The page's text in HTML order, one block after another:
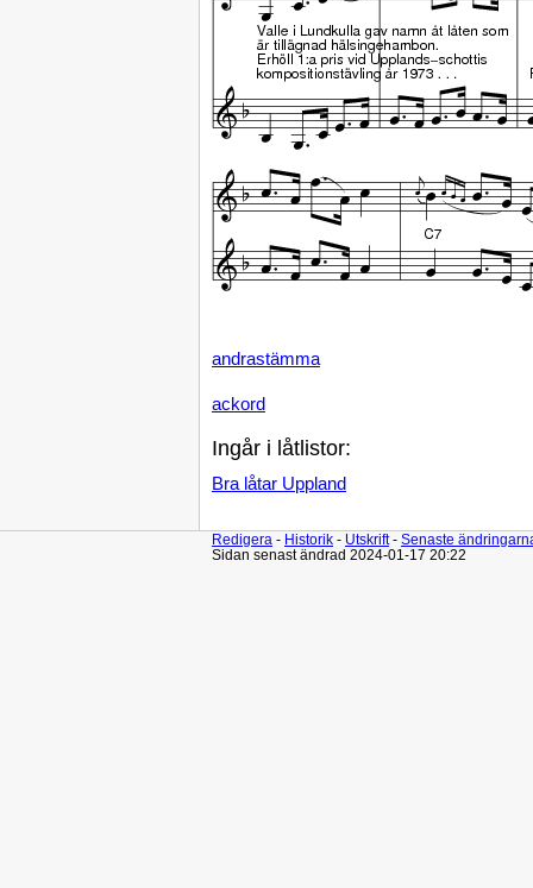
andrastämma
ackord
Ingår i låtlistor:
Bra låtar Uppland
Redigera - Historik - Utskrift- Senaste
Sidan senast ändrad 2024-01-17 20:22